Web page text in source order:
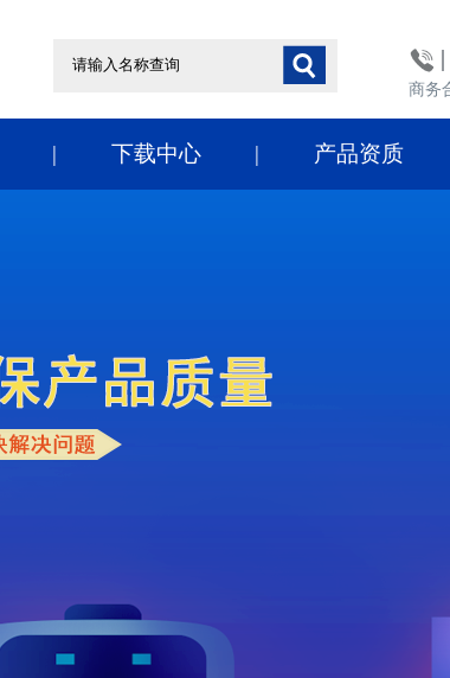
商务
下载中心 产品资质